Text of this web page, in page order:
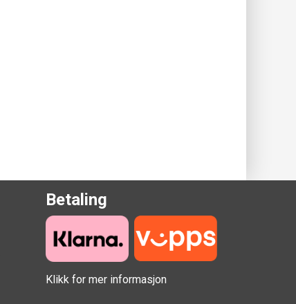
Betaling
Klikk for mer informasjon